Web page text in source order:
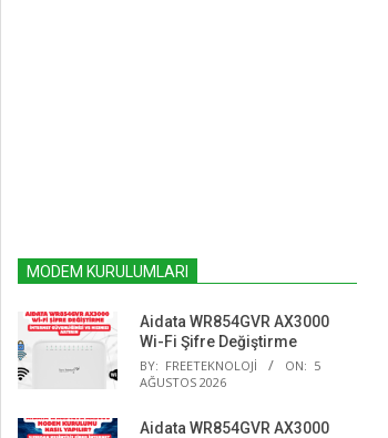
MODEM KURULUMLARI
Aidata WR854GVR AX3000
Wi-Fi Şifre Değiştirme
BY: FREETEKNOLOJI ON: 5
AĞUSTOS 2026
Aidata WR854GVR AX3000